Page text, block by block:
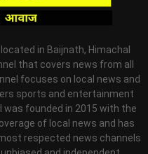
in Baijnath, Himachal
that covers news from all
focuses on local news and
sports and entertainment
founded in 2015 with the
of local news and has
respected news channels